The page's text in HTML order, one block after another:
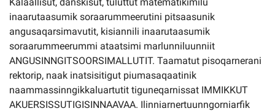
inaarutaasumik soraarummeerutini pitsaasunik
angusaqarsimavutit, kisiannili inaarutaasumik
soraarummeerummi ataatsimi marlunniluunniit
ANGUSINNGITSOORSIMALLUTIT. Taamatut pisoqarnerani
rektorip, naak inatsisitigut piumasaqaatinik
naammassinngikkaluartutit tiguneqarnissat IMMIKKUT
AKUERSISSUTIGISINNAAVAA. Ilinniarnertuunngorniarfik